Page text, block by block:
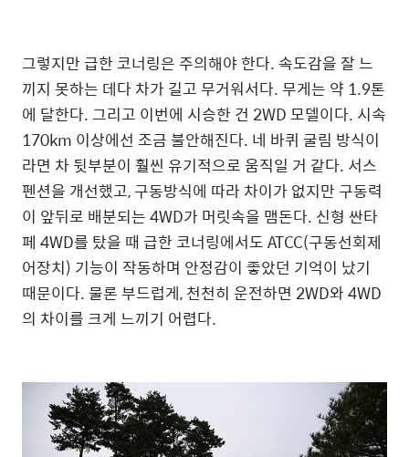
그렇지만 급한 코너링은 주의해야 한다. 속도감을 잘 느
끼지 못하는 데다 차가 길고 무거워서다. 무게는 약 1.9톤
에 달한다. 그리고 이번에 시승한 건 2WD 모델이다. 시속
170km 이상에선 조금 불안해진다. 네 바퀴 굴림 방식이
라면 차 뒷부분이 훨씬 유기적으로 움직일 거 같다. 서스
펜션을 개선했고, 구동방식에 따라 차이가 없지만 구동력
이 앞뒤로 배분되는 4WD가 머릿속을 맴돈다. 신형 싼타
페 4WD를 탔을 때 급한 코너링에서도 ATCC(구동선회제
어장치) 기능이 작동하며 안정감이 좋았던 기억이 났기
때문이다. 물론 부드럽게, 천천히 운전하면 2WD와 4WD
의 차이를 크게 느끼기 어렵다.